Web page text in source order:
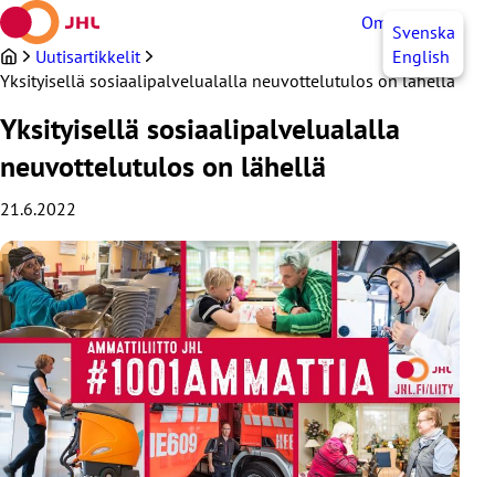
Siirry
sisältöön
OmaJHLSvenska
English
Uutisartikkelit
Yksityisellä sosiaalipalvelualalla neuvottelutulos on lähellä
Yksityisellä sosiaalipalvelualalla
neuvottelutulos on lähellä
21.6.2022